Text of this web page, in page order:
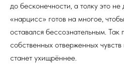
до бесконечности, а толку это не
«нарцисс» готов на многое,
оставался бессознательным. Так
собственных отверженных
станет ухищрённее.